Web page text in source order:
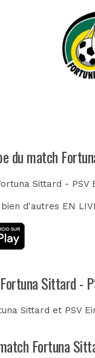
du match
Sittard -
d'autres EN
Sittard -
Sittard et PSV
Fortuna